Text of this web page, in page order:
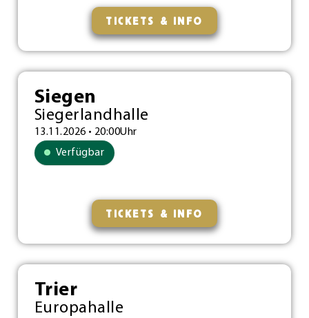
TICKETS & INFO
Siegen
Siegerlandhalle
13.11.2026 • 20:00Uhr
Verfügbar
TICKETS & INFO
Trier
Europahalle